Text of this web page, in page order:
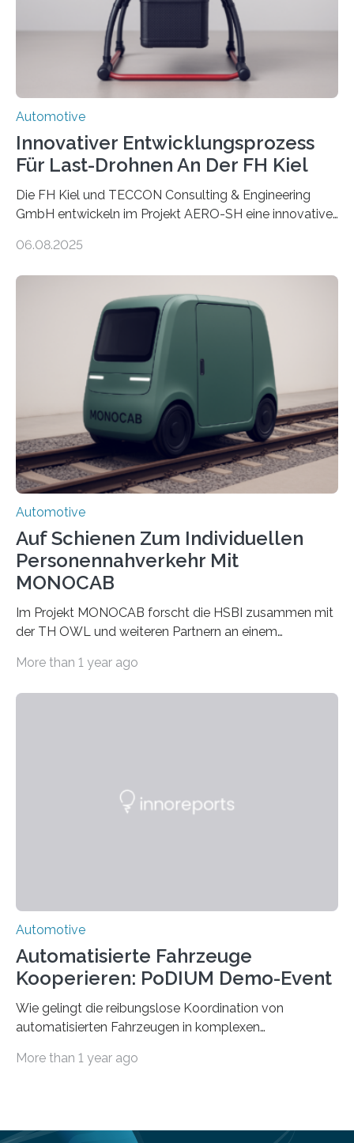
Rohstahl sogar das zehnfache. Forschende des
Fraunhofer-Instituts für Gießerei-, Composite- und
Verarbeitungstechnik IGCV wollen…
Automotive
Innovativer Entwicklungsprozess
Für Last-Drohnen An Der FH Kiel
Die FH Kiel und TECCON Consulting & Engineering
GmbH entwickeln im Projekt AERO-SH eine innovative,
zu 100 kg Nutzlast. Ein softwarebasierter,
energieeffiziente Drohnen für die maritime und
logistische Branche. Ziel ist es, Entwicklungskosten zu
senken und den Technologietransfer in eine nachhaltige
Luftlogistik zu fördern. Das Bundesministerium für
Forschung, Technologie und Raumfahrt fördert das
Transferprojekt mit einer Laufzeit von drei Jahren mit
660.000 Euro. Forschende der FH Kiel…
06.08.2025
Automotive
Auf Schienen Zum Individuellen
Personennahverkehr Mit
MONOCAB
Im Projekt MONOCAB forscht die HSBI zusammen mit
der TH OWL und weiteren Partnern an einem
stillgelegten Gleisen den Individualverkehr im
Schienenfahrzeugen die vorhandene Infrastruktur
More than 1 year ago
Automotive
Automatisierte Fahrzeuge
Kooperieren: PoDIUM Demo-Event
Wie gelingt die reibungslose Koordination von
automatisierten Fahrzeugen in komplexen
vernetzten kooperativen Fahren, das im Rahmen des
More than 1 year ago